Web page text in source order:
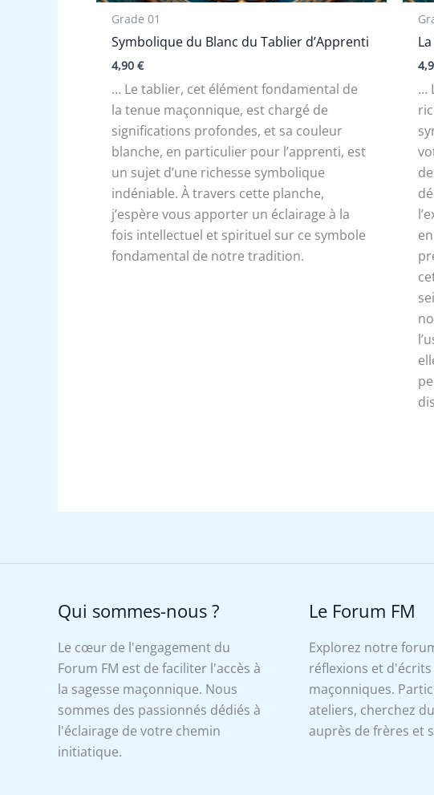
Grade 01
Symbolique du Blanc du Tablier d’Apprenti
4,90€
… Le tablier, cet élément fondamental de
la tenue maçonnique, est chargé de
significations profondes, et sa couleur
blanche, en particulier pour l’apprenti, est
un sujet d’une richesse symbolique
indéniable. À travers cette planche,
j’espère vous apporter un éclairage à la
fois intellectuel et spirituel sur ce symbole
fondamental de notre tradition.
…
Qui sommes-nous ?
Le cœur de l'engagement du
Forum FM est de faciliter l'accès à
la sagesse maçonnique. Nous
sommes des passionnés dédiés à
l'éclairage de votre chemin
initiatique.
Le Forum FM
Explorez notre
réflexions et d'écrits
maçonniques.
ateliers, cherchez
auprès de frères et